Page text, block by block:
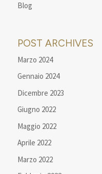
Blog
POST ARCHIVES
Marzo 2024
Gennaio 2024
Dicembre 2023
Giugno 2022
Maggio 2022
Aprile 2022
Marzo 2022